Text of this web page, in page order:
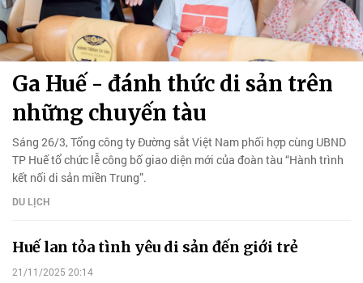
Ga Huế - đánh thức di sản trên
những chuyến tàu
Sáng 26/3, Tổng công ty Đường sắt Việt Nam phối hợp cùng UBND
TP Huế tổ chức lễ công bố giao diện mới của đoàn tàu “Hành trình
kết nối di sản miền Trung”.
DU LỊCH
Huế lan tỏa tình yêu di sản đến giới trẻ
21/11/2025 20:14